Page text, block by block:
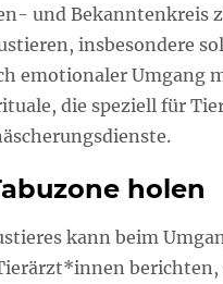
und Bekanntenkreis
insbesondere
emotionaler Umgang
die speziell für
holen
kann beim
berichten,